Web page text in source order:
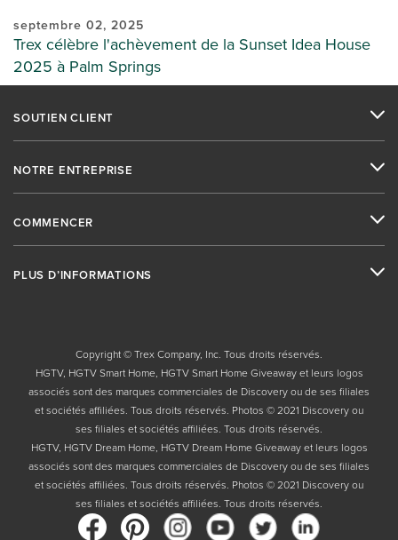
septembre 02, 2025
Trex célèbre l'achèvement de la Sunset Idea House
2025 à Palm Springs
SOUTIEN CLIENT
NOTRE ENTREPRISE
COMMENCER
PLUS D’INFORMATIONS
Copyright © Trex Company, Inc. Tous droits réservés.
HGTV, HGTV Smart Home, HGTV Smart Home Giveaway et leurs logos
associés sont des marques commerciales de Discovery ou de ses filiales
et sociétés affiliées. Tous droits réservés. Photos © 2021 Discovery ou
ses filiales et sociétés affiliées. Tous droits réservés.
HGTV, HGTV Dream Home, HGTV Dream Home Giveaway et leurs logos
associés sont des marques commerciales de Discovery ou de ses filiales
et sociétés affiliées. Tous droits réservés. Photos © 2021 Discovery ou
ses filiales et sociétés affiliées. Tous droits réservés.